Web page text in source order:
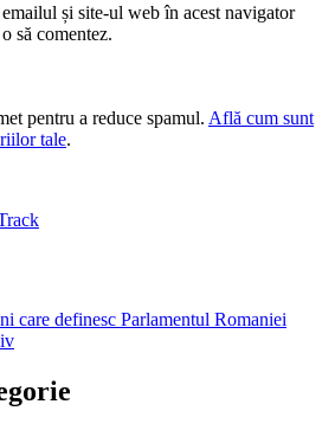
și site-ul web în acest navigator
să comentez.
pentru a reduce spamul. Află cum sunt
tale.
care definesc Parlamentul Romaniei